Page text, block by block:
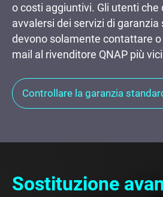
o costi aggiuntivi. Gli utenti che
avvalersi dei servizi di garanzia
devono solamente contattare o
mail al rivenditore QNAP più
Controllare la garanzia
Sostituzione